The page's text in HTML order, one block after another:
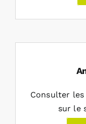
Consulter
sur le